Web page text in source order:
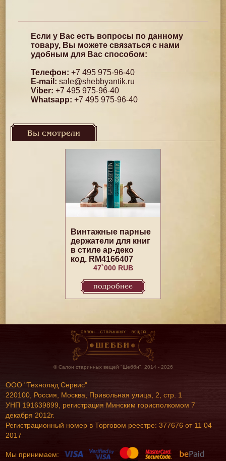
Если у Вас есть вопросы по данному
товару, Вы можете связаться с нами
удобным для Вас способом:
Телефон: +7 495 975-96-40
E-mail: sale@shebbyantik.ru
Viber: +7 495 975-96-40
Whatsapp: +7 495 975-96-40
Вы смотрели
Винтажные парные
держатели для книг
в стиле ар-деко
код. RM4166407
47`000 RUB
подробнее
© Салон старинных вещей "Шебби", 2014 - 2026
ООО "Технолад Сервис"
220100, Россия, Москва, Привольная улица, 2, стр. 1
УНП 191639899, регистрация Минским горисполкомом 7
декабря 2012г.
Регистрационный номер в Торговом реестре: 377676 от 11 04
2017
Мы принимаем: